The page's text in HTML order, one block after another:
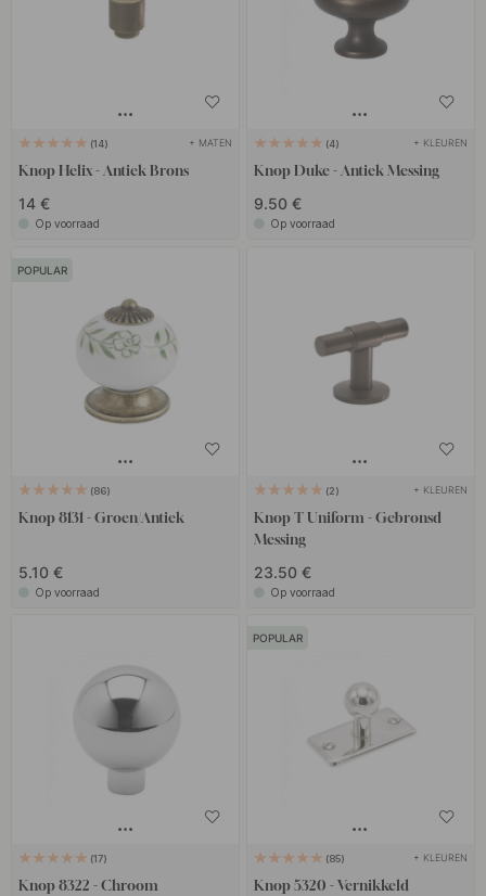
14 + MATEN
Knop Helix - Antiek Brons
14 €
Op voorraad
4 + KLEUREN
Knop Duke - Antiek Messing
9.50 €
Op voorraad
POPULAR
86
Knop 8131 - Groen/Antiek
5.10 €
Op voorraad
2 + KLEUREN
Knop T Uniform - Gebronsd
Messing
23.50 €
Op voorraad
17
Knop 8322 - Chroom
POPULAR
85 + KLEUREN
Knop 5320 - Vernikkeld